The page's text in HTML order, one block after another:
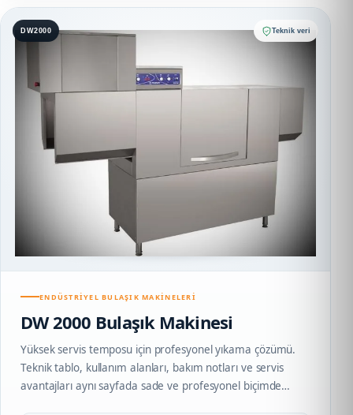
DW2000 Teknik veri
ENDÜSTRIYEL BULAŞIK MAKINELERI
DW 2000 Bulaşık Makinesi
Yüksek servis temposu için profesyonel yıkama çözümü.
Teknik tablo, kullanım alanları, bakım notları ve servis
avantajları aynı sayfada sade ve profesyonel biçimde